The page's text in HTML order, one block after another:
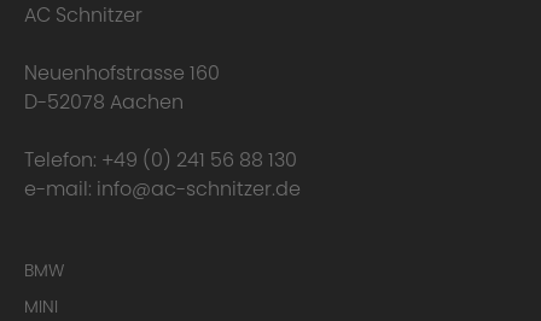
AC Schnitzer
Neuenhofstrasse 160
D-52078 Aachen
Telefon: +49 (0) 241 56 88 130
e-mail: info@ac-schnitzer.de
BMW
MINI